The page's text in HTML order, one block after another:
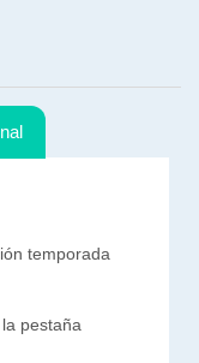
temporada
pestaña